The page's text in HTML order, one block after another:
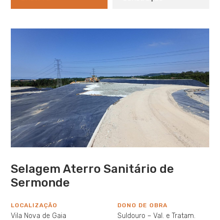
Selagem Aterro Sanitário de
Sermonde
LOCALIZAÇÃO
Vila Nova de Gaia
DONO DE OBRA
Suldouro – Val. e Tratam.